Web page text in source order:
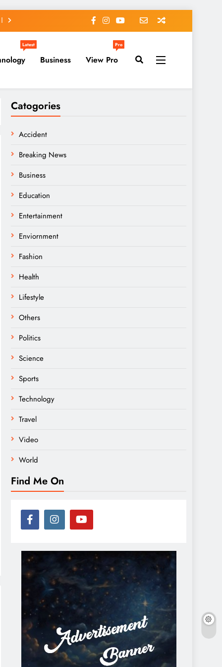
Latest
Business View Pro
Pro
Catogories
Accident
Breaking News
Business
Education
Entertainment
Enviornment
Fashion
Health
Lifestyle
Others
Politics
Science
Sports
Technology
Travel
Video
World
Find Me On